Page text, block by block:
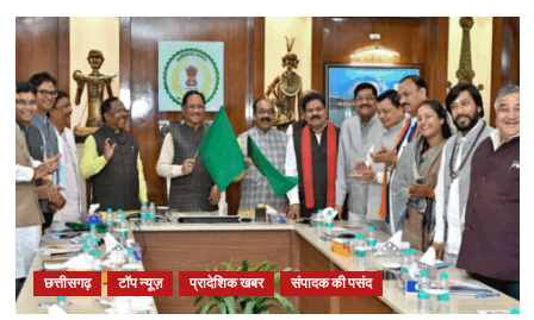
ने
चौक
में
किया
शहीद
वीर
नारायण
सिंह
के
त्याग
और
संघर्ष
का
छत्तीसगढ़ टॉप न्यूज़ प्रादेशिक खबर संपादक की पसंद